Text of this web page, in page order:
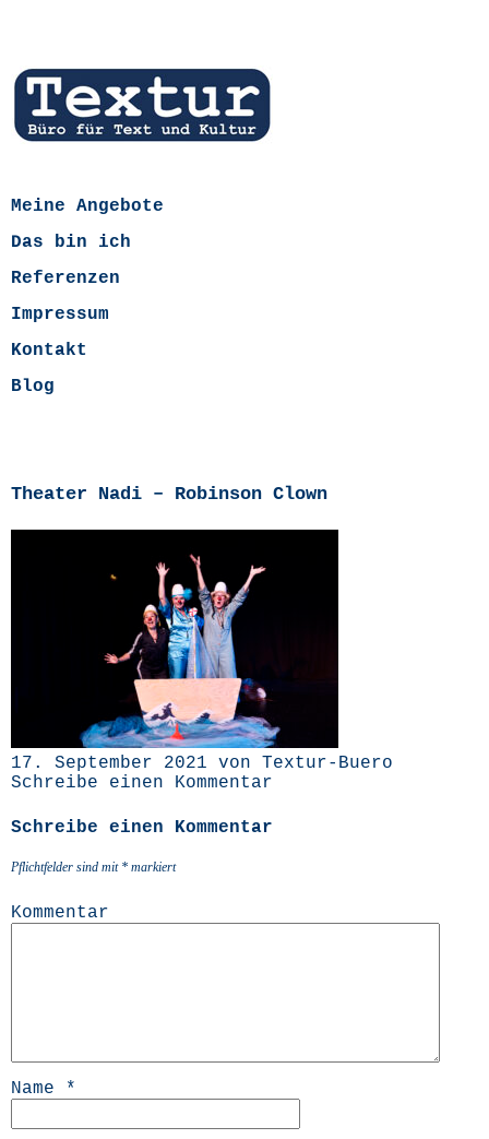
Meine Angebote
Das bin ich
Referenzen
Impressum
Kontakt
Blog
Theater Nadi – Robinson Clown
17. September 2021 von Textur-Buero
Schreibe einen Kommentar
Schreibe einen Kommentar
Pflichtfelder sind mit * markiert
Kommentar
Name *